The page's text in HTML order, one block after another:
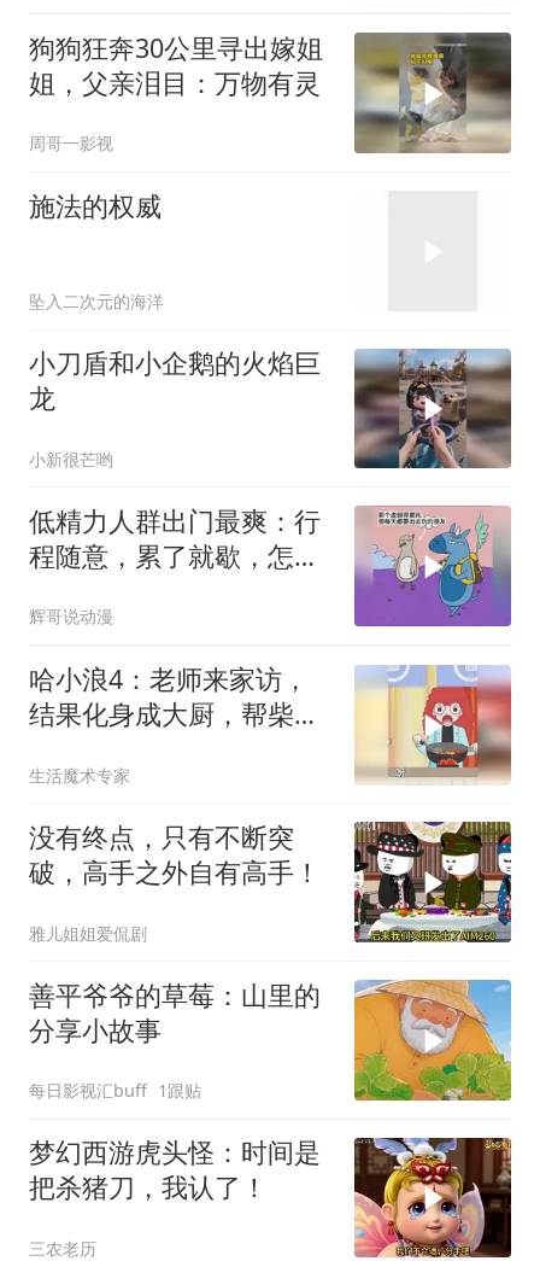
狗狗狂奔30公里寻出嫁姐
姐，父亲泪目：万物有灵
周哥一影视
施法的权威
坠入二次元的海洋
小刀盾和小企鹅的火焰巨
龙
小新很芒哟
低精力人群出门最爽：行
程随意，累了就歇，怎么
辉哥说动漫
哈小浪4：老师来家访，
结果化身成大厨，帮柴圆
生活魔术专家
没有终点，只有不断突
破，高手之外自有高手！
雅儿姐姐爱侃剧
善平爷爷的草莓：山里的
分享小故事
每日影视汇buff 1跟贴
梦幻西游虎头怪：时间是
把杀猪刀，我认了！
三农老历